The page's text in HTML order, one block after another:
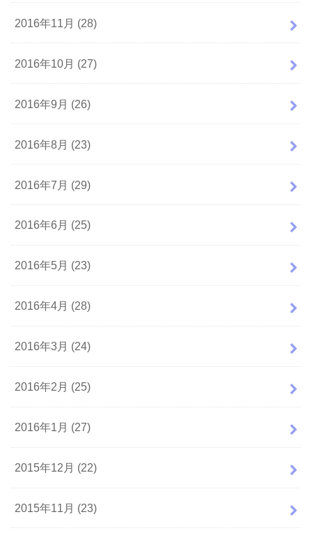
2016年11月 (28)
2016年10月 (27)
2016年9月 (26)
2016年8月 (23)
2016年7月 (29)
2016年6月 (25)
2016年5月 (23)
2016年4月 (28)
2016年3月 (24)
2016年2月 (25)
2016年1月 (27)
2015年12月 (22)
2015年11月 (23)